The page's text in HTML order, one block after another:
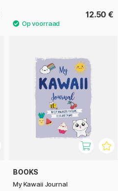
12.50 €
BOOKS
My Kawaii Journal